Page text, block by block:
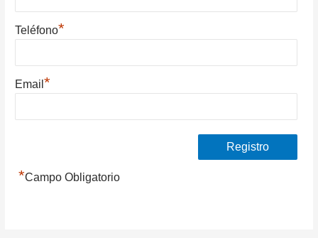
Teléfono*
Email*
*Campo Obligatorio